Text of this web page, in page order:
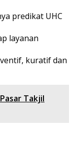
predikat UHC
layanan
kuratif dan
Takjil